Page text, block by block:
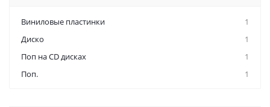
Виниловые пластинки
1
Диско
1
Поп на CD дисках
1
Поп.
1